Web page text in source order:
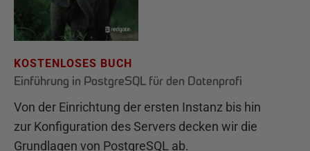
KOSTENLOSES BUCH
Einführung in PostgreSQL für den Datenprofi
Von der Einrichtung der ersten Instanz bis hin
zur Konfiguration des Servers decken wir die
Grundlagen von PostgreSQL ab.